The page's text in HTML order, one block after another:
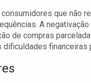
que não
A
de compras